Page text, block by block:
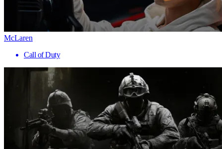
McLaren
Call of Duty